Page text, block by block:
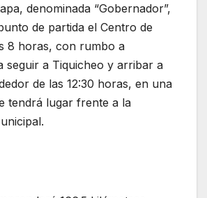
denominada “Gobernador”,
de partida el Centro de
8 horas, con rumbo a
seguir a Tiquicheo y arribar a
de las 12:30 horas, en una
tendrá lugar frente a la